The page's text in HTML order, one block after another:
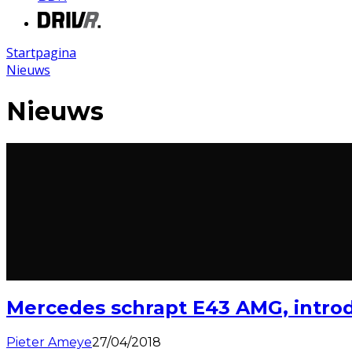
Startpagina
Nieuws
Nieuws
Mercedes schrapt E43 AMG,
Pieter Ameye27/04/2018